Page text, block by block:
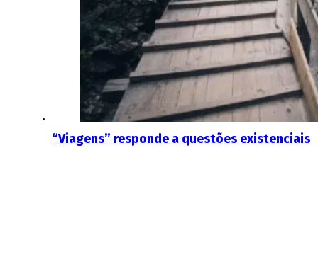
“Viagens” responde a questões existenciais